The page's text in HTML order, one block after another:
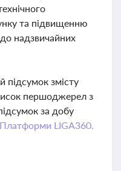
та підвищенню
до надзвичайних
змісту
першоджерел з
за добу
Платформи LIGA360.